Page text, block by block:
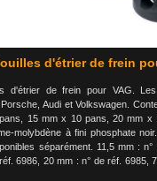
d'étrier de frein
d'étrier de frein pour VAG. Les
Audi et Volkswagen.
15 mm x 10 pans, 20 mm x
molybdène à fini phosphate
séparément. 11,5 mm : n°
6986, 20 mm : n° de réf. 6985,